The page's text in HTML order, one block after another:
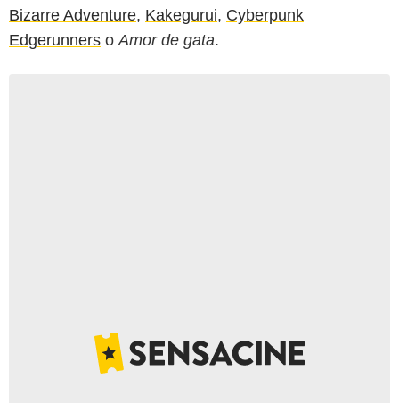
Bizarre Adventure, Kakegurui, Cyberpunk
Edgerunners o Amor de gata.